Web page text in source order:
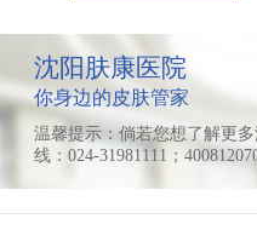
沈阳肤康医院
你身边的皮肤管家
温馨提示：倘若您想了解更
线：024-31981111；